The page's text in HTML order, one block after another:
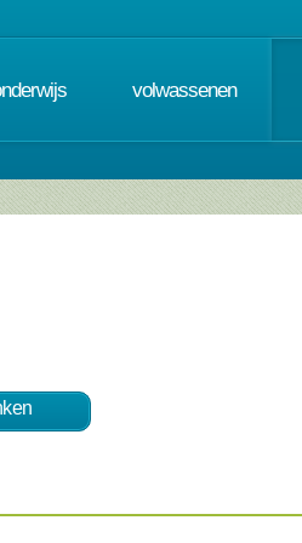
volwassenen